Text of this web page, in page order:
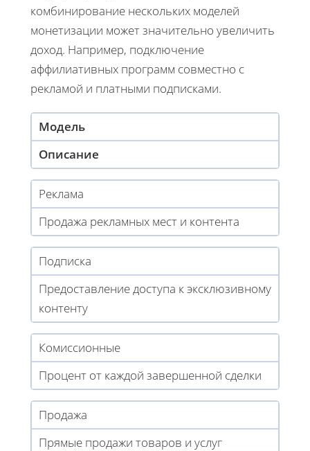
комбинирование нескольких моделей
монетизации может значительно увеличить
доход. Например, подключение
аффилиативных программ совместно с
рекламой и платными подписками.
Модель
Описание
Реклама
Продажа рекламных мест и контента
Подписка
Предоставление доступа к эксклюзивному
контенту
Комиссионные
Процент от каждой завершенной сделки
Продажа
Прямые продажи товаров и услуг